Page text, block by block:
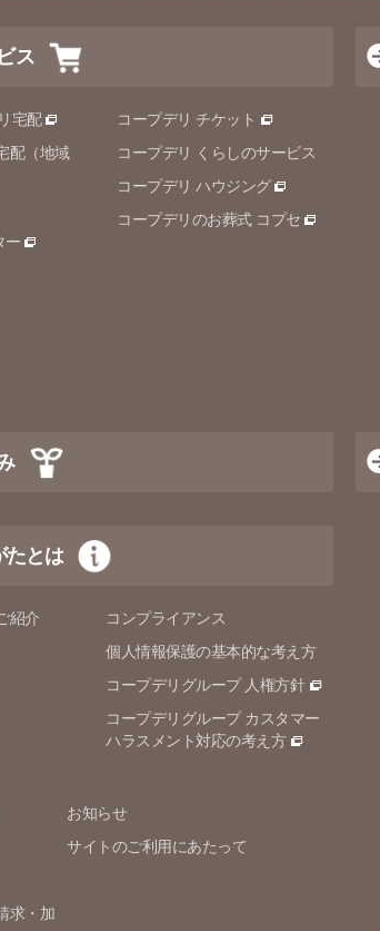
ス
宅配
配（地域
ー
コープデリ チケット
コープデリ くらしのサービス
コープデリ ハウジング
コープデリのお葬式 コプセ
たとは
紹介
コンプライアンス
個人情報保護の基本的な考え方
コープデリグループ 人権方針
コープデリグループ カスタマー
ハラスメント対応の考え方
求・加
お知らせ
サイトのご利用にあたって